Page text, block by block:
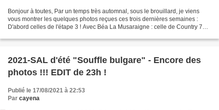
Bonjour à toutes, Par un temps très automnal, sous le brouillard, je viens
vous montrer les quelques photos reçues ces trois dernières semaines :
D'abord celles de l'étape 3 ! Avec Béa La Musaraigne : celle de Country 74 :
2021-SAL d'été "Souffle bulgare" - Encore des
photos !!! EDIT de 23h !
Publié le 17/08/2021 à 22:53
Par cayena